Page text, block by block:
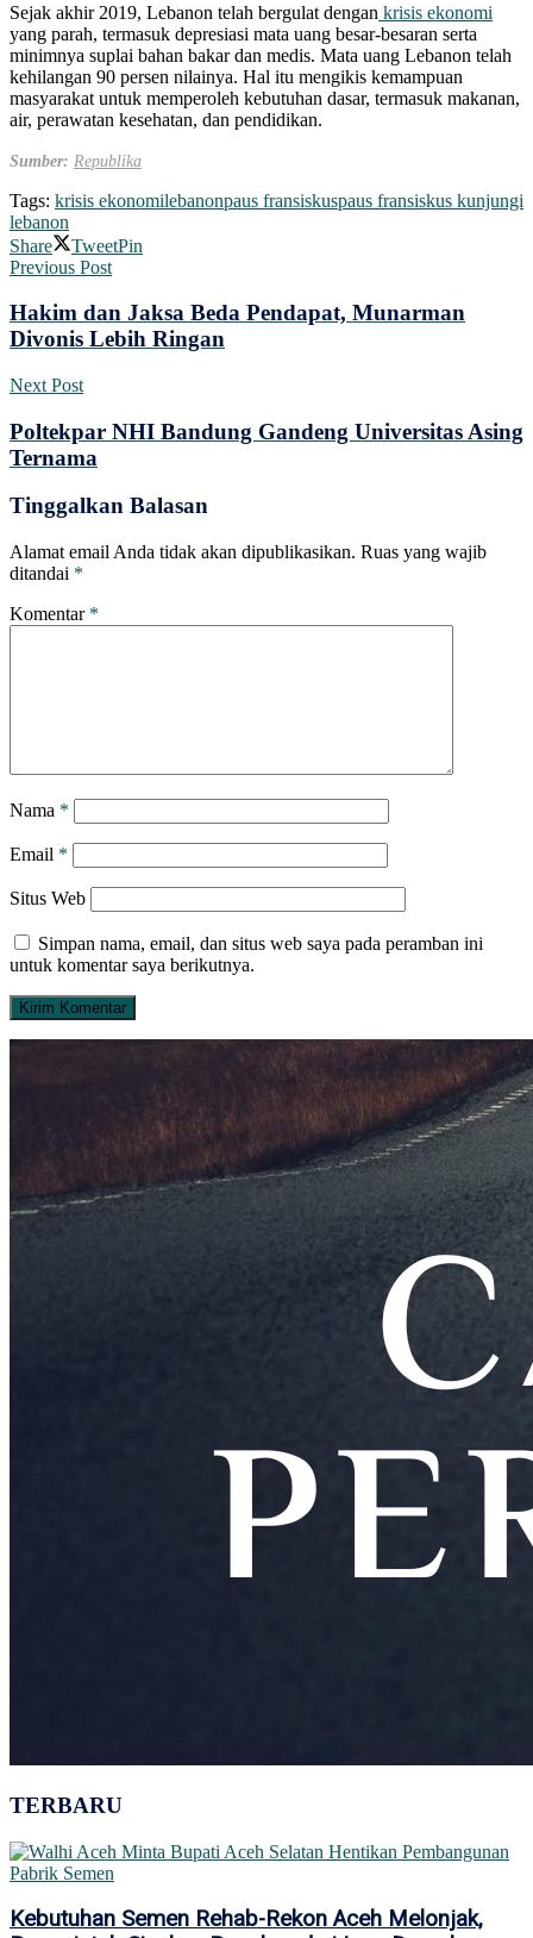
Sejak akhir 2019, Lebanon telah bergulat dengan krisis ekonomi
yang parah, termasuk depresiasi mata uang besar-besaran serta
minimnya suplai bahan bakar dan medis. Mata uang Lebanon telah
kehilangan 90 persen nilainya. Hal itu mengikis kemampuan
masyarakat untuk memperoleh kebutuhan dasar, termasuk makanan,
air, perawatan kesehatan, dan pendidikan.
Sumber: Republika
Tags: krisis ekonomilebanonpaus fransiskuspaus fransiskus kunjungi
lebanon
Share
TweetPin
Previous Post
Hakim dan Jaksa Beda Pendapat, Munarman
Divonis Lebih Ringan
Next Post
Poltekpar NHI Bandung Gandeng Universitas Asing
Ternama
Tinggalkan Balasan
Alamat email Anda tidak akan dipublikasikan. Ruas yang wajib
ditandai *
Komentar *
Nama *
Email *
Situs Web
Simpan nama, email, dan situs web saya pada peramban ini
untuk komentar saya berikutnya.
TERBARU
Kebutuhan Semen Rehab-Rekon Aceh Melonjak,